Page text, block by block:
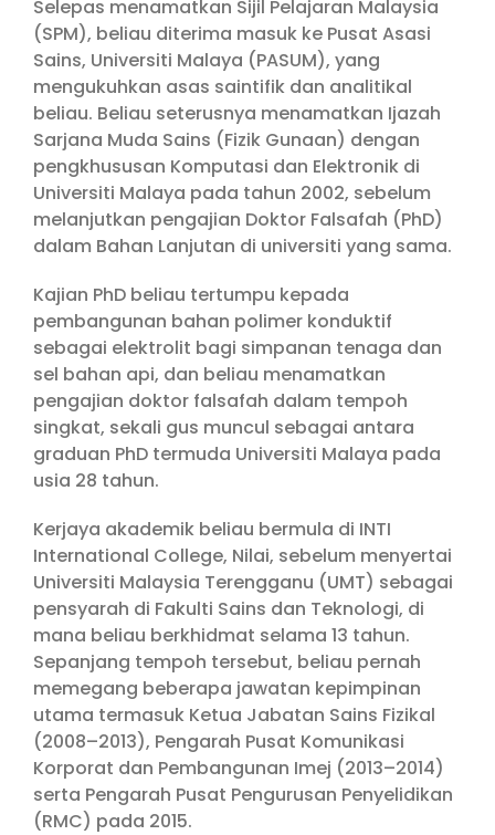
Selepas menamatkan Sijil Pelajaran Malaysia
(SPM), beliau diterima masuk ke Pusat Asasi
Sains, Universiti Malaya (PASUM), yang
mengukuhkan asas saintifik dan analitikal
beliau. Beliau seterusnya menamatkan Ijazah
Sarjana Muda Sains (Fizik Gunaan) dengan
pengkhususan Komputasi dan Elektronik di
Universiti Malaya pada tahun 2002, sebelum
melanjutkan pengajian Doktor Falsafah (PhD)
dalam Bahan Lanjutan di universiti yang sama.
Kajian PhD beliau tertumpu kepada
pembangunan bahan polimer konduktif
sebagai elektrolit bagi simpanan tenaga dan
sel bahan api, dan beliau menamatkan
pengajian doktor falsafah dalam tempoh
singkat, sekali gus muncul sebagai antara
graduan PhD termuda Universiti Malaya pada
usia 28 tahun.
Kerjaya akademik beliau bermula di INTI
International College, Nilai, sebelum menyertai
Universiti Malaysia Terengganu (UMT) sebagai
pensyarah di Fakulti Sains dan Teknologi, di
mana beliau berkhidmat selama 13 tahun.
Sepanjang tempoh tersebut, beliau pernah
memegang beberapa jawatan kepimpinan
utama termasuk Ketua Jabatan Sains Fizikal
(2008–2013), Pengarah Pusat Komunikasi
Korporat dan Pembangunan Imej (2013–2014)
serta Pengarah Pusat Pengurusan Penyelidikan
(RMC) pada 2015.